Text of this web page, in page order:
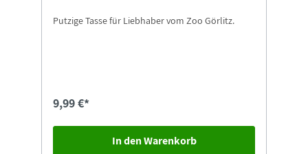
Putzige Tasse für Liebhaber vom Zoo Görlitz.
9,99 €*
In den Warenkorb